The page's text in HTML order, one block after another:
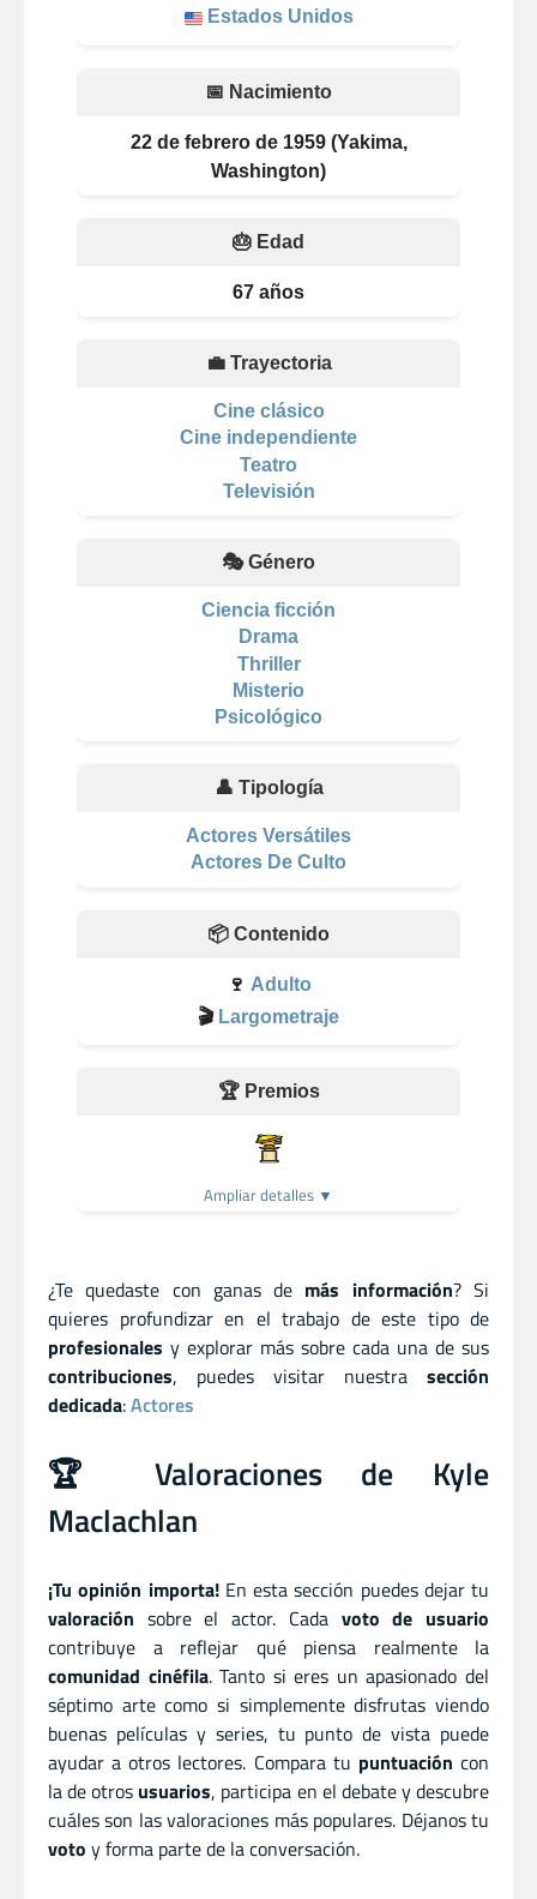
Estados Unidos
📅 Nacimiento
22 de febrero de 1959 (Yakima,
Washington)
🎂 Edad
67 años
💼 Trayectoria
Cine clásico
Cine independiente
Teatro
Televisión
🎭 Género
Ciencia ficción
Drama
Thriller
Misterio
Psicológico
👤 Tipología
Actores Versátiles
Actores De Culto
📦 Contenido
🍷 Adulto
🎬 Largometraje
🏆 Premios
Ampliar detalles ▼
¿Te quedaste con ganas de más información? Si
quieres profundizar en el trabajo de este tipo de
profesionales y explorar más sobre cada una de sus
contribuciones, puedes visitar nuestra sección
dedicada:Actores
🏆 Valoraciones de Kyle
Maclachlan
¡Tu opinión importa!En esta sección puedes dejar tu
valoración sobre el actor. Cada voto de usuario
contribuye a reflejar qué piensa realmente la
comunidad cinéfila. Tanto si eres un apasionado del
séptimo arte como si simplemente disfrutas viendo
buenas películas y series, tu punto de vista puede
ayudar a otros lectores. Compara tu puntuación con
la de otros usuarios, participa en el debate y descubre
cuáles son las valoraciones más populares. Déjanos tu
voto y forma parte de la conversación.